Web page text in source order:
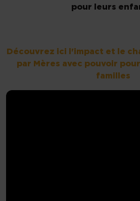
pour leurs
Découvrez ici l'impact et le
par Mères avec pouvoir
familles